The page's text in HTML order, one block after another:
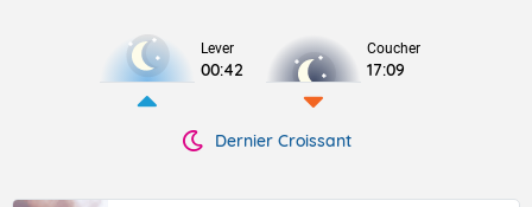
Lever
00:42
Coucher
17:09
Dernier Croissant